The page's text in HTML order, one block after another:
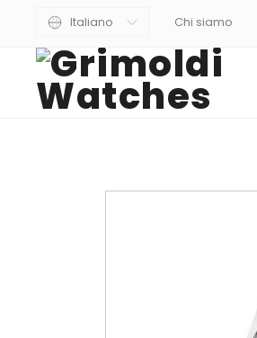
Italiano Chi siamo